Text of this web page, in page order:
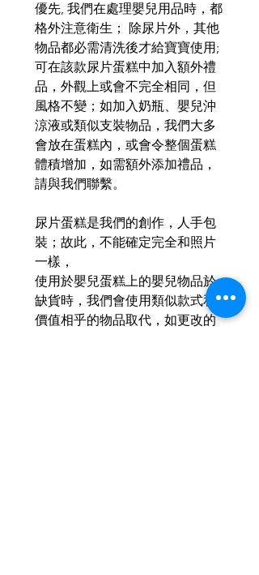
優先, 我們在處理嬰兒用品時，都
格外注意衛生； 除尿片外，其他
物品都必需清洗後才給寶寶使用;
可在該款尿片蛋糕中加入額外禮
品，外觀上或會不完全相同，但
風格不變；如加入奶瓶、嬰兒沖
涼液或類似支裝物品，我們大多
會放在蛋糕內，或會令整個蛋糕
體積增加，如需額外添加禮品，
請與我們聯繫。
尿片蛋糕是我們的創作，人手包
裝；故此，不能確定完全和照片
一樣，
使用於嬰兒蛋糕上的嬰兒物品於
缺貨時，我們會使用類似款式和
價值相乎的物品取代，如更改的